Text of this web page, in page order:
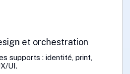
et orchestration
supports : identité, print,
UI.